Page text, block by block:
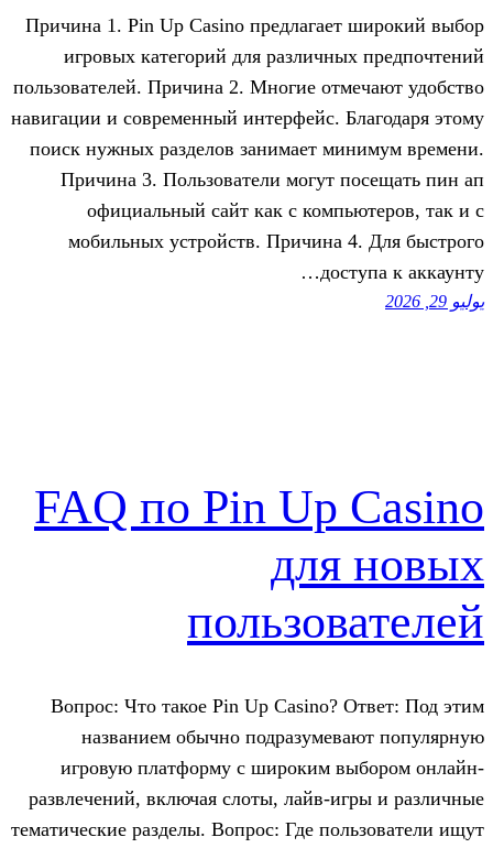
Причина 1. Pin Up Casino
игровых категорий для
пользователей. Причина 2. Многие
навигации и современный интерфейс.
поиск нужных разделов занимает
Причина 3. Пользователи могут
официальный сайт как с
мобильных устройств. Причина
FAQ по Pin Up
Вопрос: Что такое Pin Up Casino?
названием обычно
игровую платформу с широким
развлечений, включая слоты, лайв-
тематические разделы. Вопрос: Где